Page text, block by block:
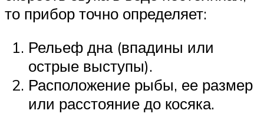
то прибор точно определяет:
Рельеф дна (впадины или
острые выступы).
Расположение рыбы, ее размер
или расстояние до косяка.